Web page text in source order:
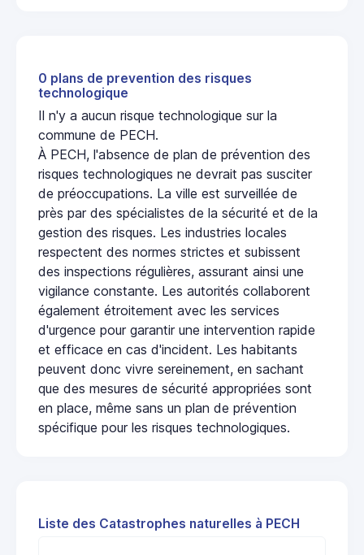
0 plans de prevention des risques
technologique
Il n'y a aucun risque technologique sur la
commune de PECH.
À PECH, l'absence de plan de prévention des
risques technologiques ne devrait pas susciter
de préoccupations. La ville est surveillée de
près par des spécialistes de la sécurité et de la
gestion des risques. Les industries locales
respectent des normes strictes et subissent
des inspections régulières, assurant ainsi une
vigilance constante. Les autorités collaborent
également étroitement avec les services
d'urgence pour garantir une intervention rapide
et efficace en cas d'incident. Les habitants
peuvent donc vivre sereinement, en sachant
que des mesures de sécurité appropriées sont
en place, même sans un plan de prévention
spécifique pour les risques technologiques.
Liste des Catastrophes naturelles à PECH